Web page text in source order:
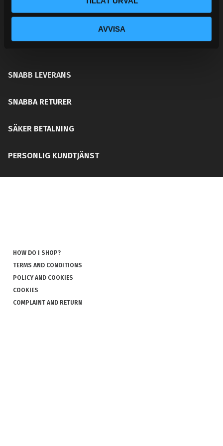
AVVISA
ditt chassi, bromssystem, motordelar &
säkerhetsutrustning. Med en personlig kundtjänst och
mångårig erfarenhet får du rätt del för ditt behov utan
att din plånboken blir tom!
SNABB LEVERANS
SNABBA RETURER
SÄKER BETALNING
PERSONLIG KUNDTJÄNST
HOW DO I SHOP?
TERMS AND CONDITIONS
POLICY AND COOKIES
COOKIES
COMPLAINT AND RETURN